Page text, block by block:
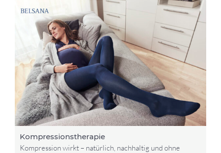
Kompressionstherapie
Kompression wirkt – natürlich, nachhaltig und ohne